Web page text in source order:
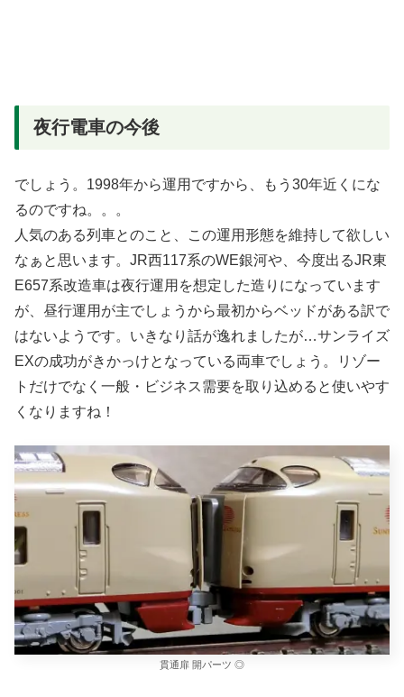
夜行電車の今後
でしょう。1998年から運用ですから、もう30年近くにな
るのですね。。。
人気のある列車とのこと、この運用形態を維持して欲しい
なぁと思います。JR西117系のWE銀河や、今度出るJR東
E657系改造車は夜行運用を想定した造りになっています
が、昼行運用が主でしょうから最初からベッドがある訳で
はないようです。いきなり話が逸れましたが…サンライズ
EXの成功がきかっけとなっている両車でしょう。リゾー
トだけでなく一般・ビジネス需要を取り込めると使いやす
くなりますね！
貫通扉 開パーツ ◎